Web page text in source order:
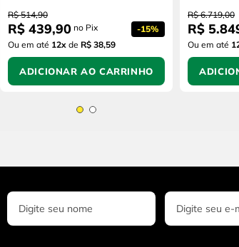
R$ 514,90
R$ 439,90 no Pix -15%
Ou em até 12x de R$ 38,59
ADICIONAR AO CARRINHO
R$ 6.719,00
R$ 5.
Ou em até